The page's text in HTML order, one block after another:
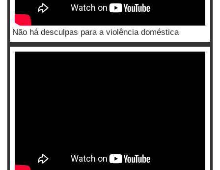
Não há desculpas para a violência doméstica